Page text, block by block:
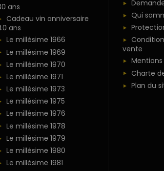
ans
Cadeau vin anniversaire
ans
Le millésime 1966
Le millésime 1969
Le millésime 1970
Le millésime 1971
Le millésime 1973
Le millésime 1975
Le millésime 1976
Le millésime 1978
Le millésime 1979
Le millésime 1980
Le millésime 1981
Qui
vente
Mentions
Charte
Plan du